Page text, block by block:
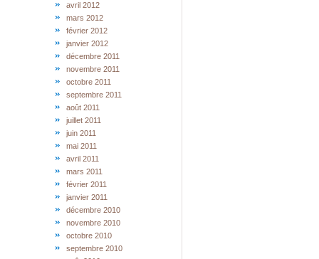
avril 2012
mars 2012
février 2012
janvier 2012
décembre 2011
novembre 2011
octobre 2011
septembre 2011
août 2011
juillet 2011
juin 2011
mai 2011
avril 2011
mars 2011
février 2011
janvier 2011
décembre 2010
novembre 2010
octobre 2010
septembre 2010